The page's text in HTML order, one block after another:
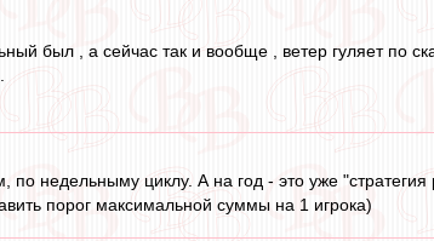
был , а сейчас так и вообще , ветер гуляет по
недельныму циклу. А на год - это уже "стратегия
порог максимальной суммы на 1 игрока)